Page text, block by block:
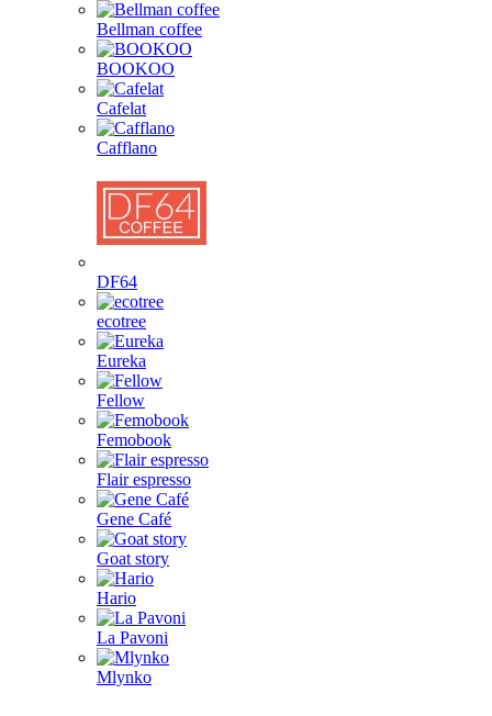
Bellman coffee
BOOKOO
Cafelat
Cafflano
DF64
ecotree
Eureka
Fellow
Femobook
Flair espresso
Gene Café
Goat story
Hario
La Pavoni
Mlynko